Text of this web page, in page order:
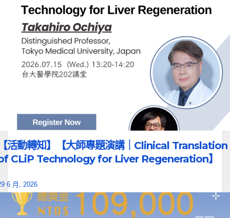
活動轉知】【大師專題演講｜Clinical Translation
CLiP Technology for Liver Regeneration】
6 月, 2026